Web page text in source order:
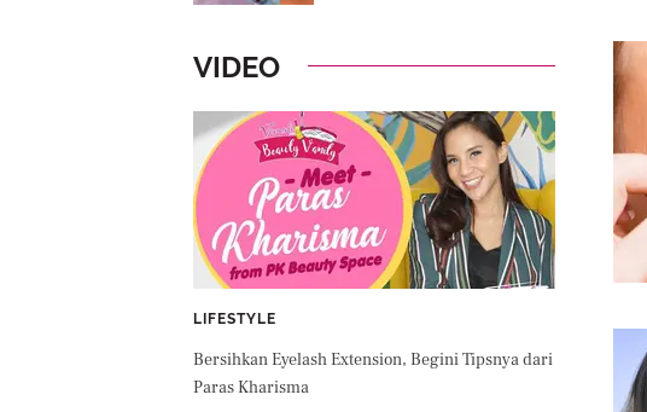
VIDEO
LIFESTYLE
Bersihkan Eyelash Extension, Begini Tipsnya dari
Paras Kharisma